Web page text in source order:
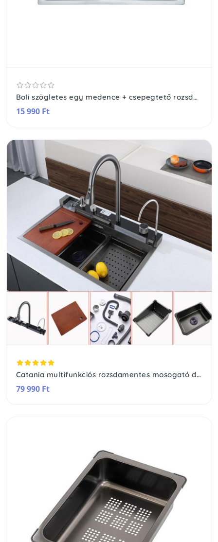
Boli szögletes egy medence + csepegtető rozsdamentes mosogató
15 990 Ft
Catania multifunkciós rozsdamentes mosogató digitális csapteleppel
79 990 Ft